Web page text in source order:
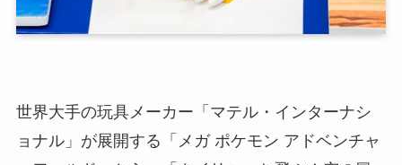
世界大手の玩具メーカー「マテル・インターナシ
ョナル」が展開する「メガ ポケモン アドベンチャ